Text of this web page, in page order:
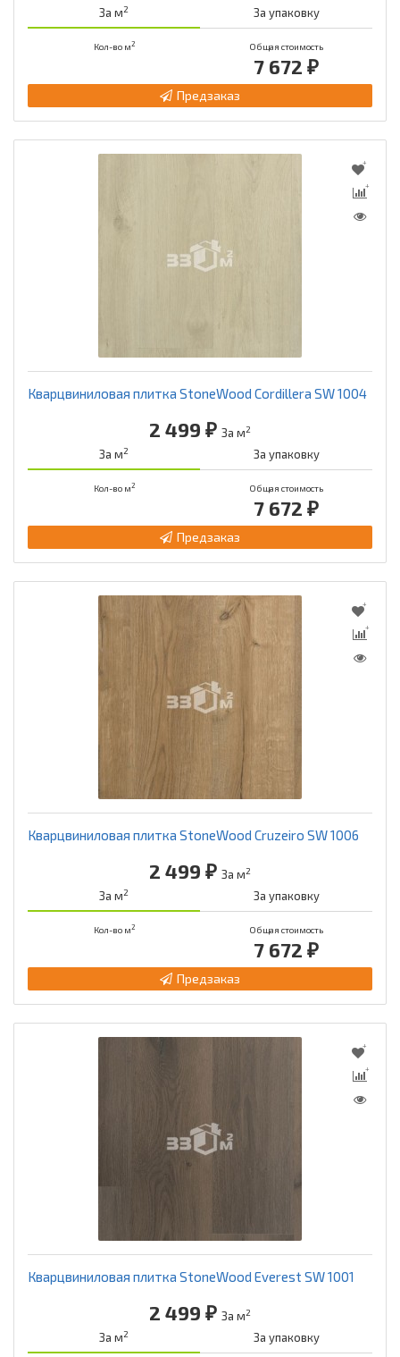
За м2 За упаковку
Кол-во м2 Общая стоимость
7 672 ₽
Предзаказ
Кварцвиниловая плитка StoneWood Cordillera SW 1004
2 499 ₽ За м2
За м2 За упаковку
Кол-во м2 Общая стоимость
7 672 ₽
Предзаказ
Кварцвиниловая плитка StoneWood Cruzeiro SW 1006
2 499 ₽ За м2
За м2 За упаковку
Кол-во м2 Общая стоимость
7 672 ₽
Предзаказ
Кварцвиниловая плитка StoneWood Everest SW 1001
2 499 ₽ За м2
За м2 За упаковку